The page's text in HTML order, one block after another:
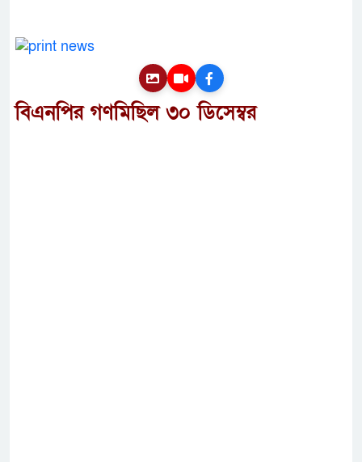
বিএনপির গণমিছিল ৩০ ডিসেম্বর